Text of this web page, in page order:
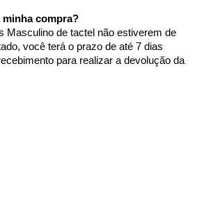
minha compra?
Masculino de tactel não estiverem de
você terá o prazo de até 7 dias
para realizar a devolução da